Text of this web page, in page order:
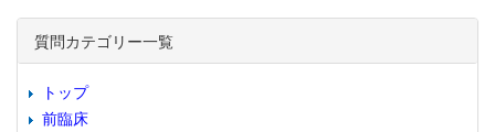
質問カテゴリー一覧
トップ
前臨床